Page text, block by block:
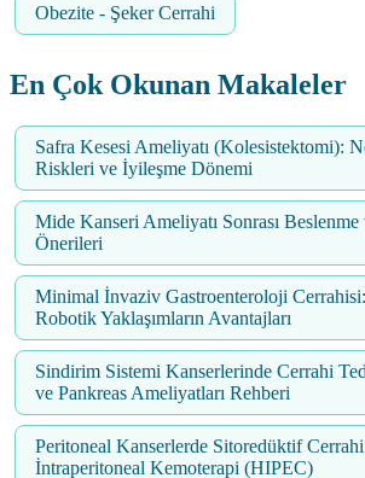
Obezite - Şeker Cerrahi
En Çok Okunan Makaleler
Safra Kesesi Ameliyatı (Kolesistektomi):
Riskleri ve İyileşme Dönemi
Mide Kanseri Ameliyatı Sonrası Beslenme
Önerileri
Minimal İnvaziv Gastroenteroloji
Robotik Yaklaşımların Avantajları
Sindirim Sistemi Kanserlerinde Cerrahi
ve Pankreas Ameliyatları Rehberi
Peritoneal Kanserlerde Sitoredüktif
İntraperitoneal Kemoterapi (HIPEC)